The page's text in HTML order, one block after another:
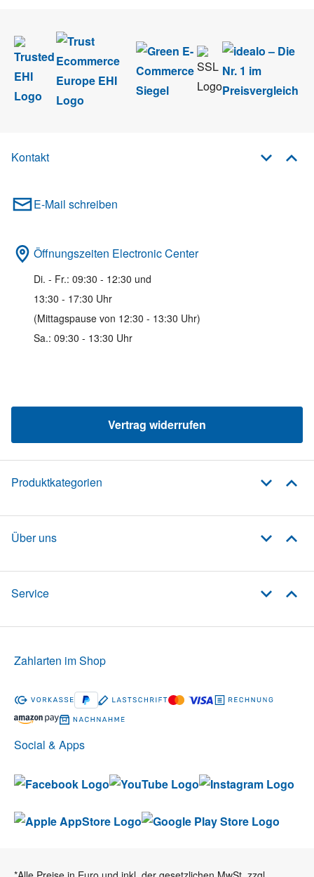
Kontakt
E-Mail schreiben
Öffnungszeiten Electronic Center
Di. - Fr.: 09:30 - 12:30 und
13:30 - 17:30 Uhr
(Mittagspause von 12:30 - 13:30 Uhr)
Sa.: 09:30 - 13:30 Uhr
Vertrag widerrufen
Produktkategorien
Über uns
Service
Social & Apps
Zahlarten im Shop